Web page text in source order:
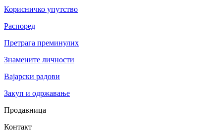
Корисничко упутство
Распоред
Претрага преминулих
Знамените личности
Вајарски радови
Закуп и одржавање
Продавница
Контакт